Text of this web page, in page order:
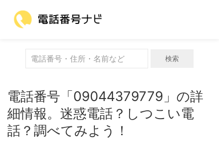
検索
電話番号「09044379779」の詳
細情報。迷惑電話？しつこい電
話？調べてみよう！